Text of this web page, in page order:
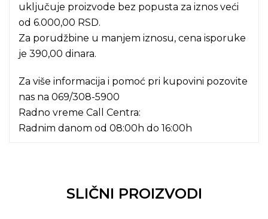
uključuje proizvode bez popusta za iznos veći
od 6.000,00 RSD.
Za porudžbine u manjem iznosu, cena isporuke
je 390,00 dinara.
Za više informacija i pomoć pri kupovini pozovite
nas na 069/308-5900
Radno vreme Call Centra:
Radnim danom od 08:00h do 16:00h
SLIČNI PROIZVODI